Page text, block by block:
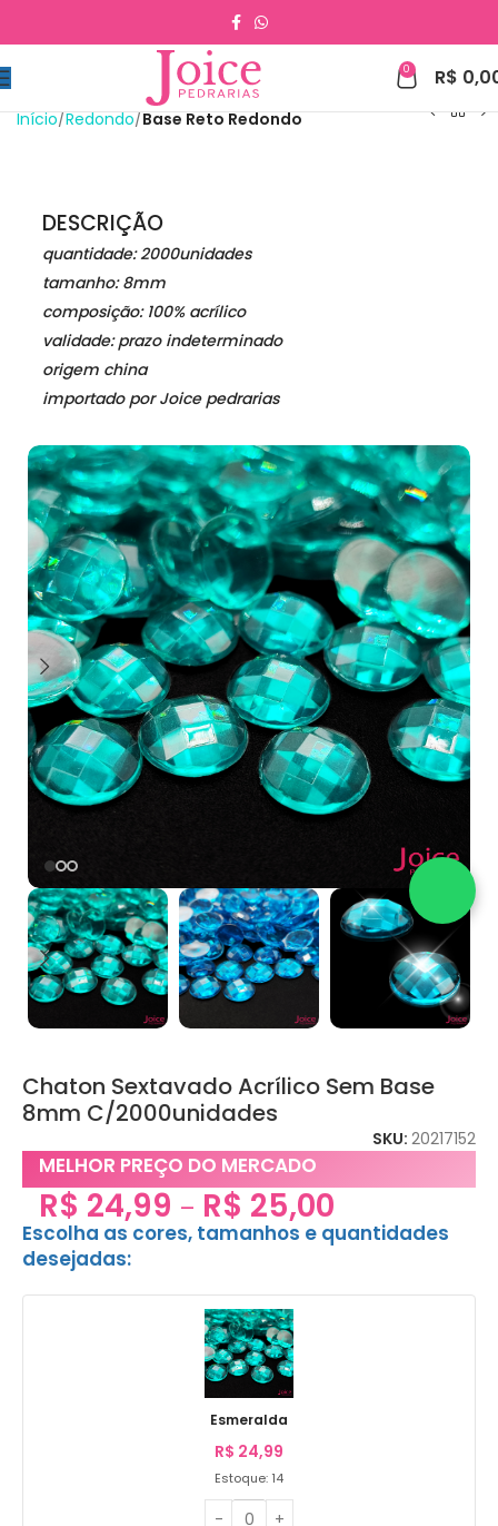
0 R$
Início Redondo Base Reto Redondo
DESCRIÇÃO
quantidade: 2000unidades
tamanho: 8mm
composição: 100% acrílico
validade: prazo indeterminado
origem china
importado por Joice pedrarias
Chaton Sextavado Acrílico Sem Base
8mm C/2000unidades
SKU: 20217152
MELHOR PREÇO DO MERCADO
R$ 24,99 – R$ 25,00
Escolha as cores, tamanhos e quantidades
desejadas:
Esmeralda
R$ 24,99
Estoque: 14